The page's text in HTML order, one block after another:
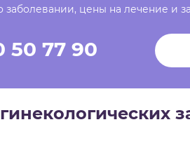
заболевании, цены на лечение и
50 77 90